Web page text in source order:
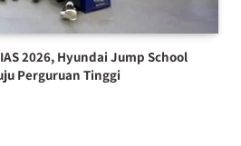
2026, Hyundai Jump School
Perguruan Tinggi